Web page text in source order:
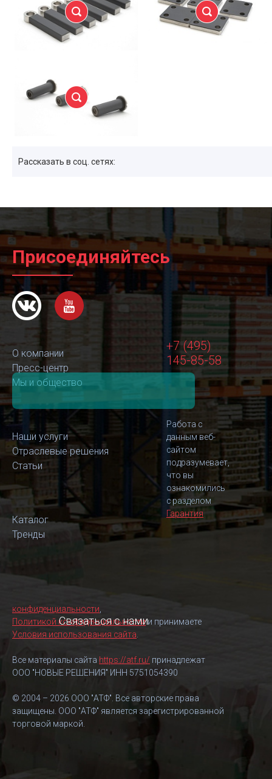
Рассказать в соц. сетях:
Присоединяйтесь
О компании
Пресс-центр
Мы и общество
Наши услуги
Отраслевые решения
Статьи
Каталог
Тренды
+7 (495)
145-85-58
Связаться с нами
Работа с
данным веб-
сайтом
подразумевает,
что вы
ознакомились
с разделом
Гарантия
конфиденциальности
Политикой конфиденциальностии принимаете
Условия использования сайта
Все материалы сайта https://atf.ru/ принадлежат
ООО "НОВЫЕ РЕШЕНИЯ" ИНН 5751054390
© 2004 – 2026 ООО "АТФ". Все авторские права
защищены. ООО "АТФ" является зарегистрированной
торговой маркой.